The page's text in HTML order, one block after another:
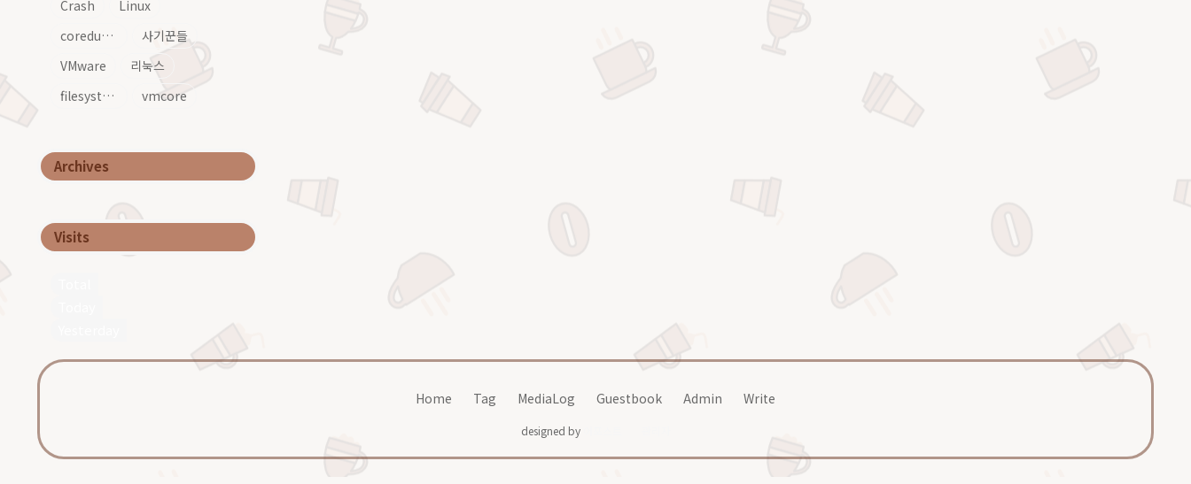
Crash
Linux
coredump
사기꾼들
VMware
리눅스
filesystem
vmcore
Archives
Visits
Home Tag MediaLog Guestbook Admin Write
designed by